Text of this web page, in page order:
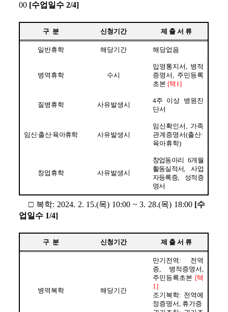
00 [수업일수 2/4]
구  분 신청기간 제 출 서 류
일반휴학 해당기간 해당없음
병역휴학 수시
입영통지서, 병적
증명서, 주민등록
초본 [택 1]
질병휴학 사유발생시
4주 이상 병원진
단서
임신·출산·육아휴학 사유발생시
임신확인서, 가족
관계증명서(출산·
육아휴학)
창업휴학 사유발생시
창업동아리 6개월
활동실적서, 사업
자등록증, 성적증
명서
□ 복학: 2024. 2. 15.(목) 10:00 ~ 3. 28.(목) 18:00 [수
업일수 1/4]
구  분 신청기간 제 출 서 류
병역복학 해당기간
만기전역 : 전역
증
병적증명서
주민등록초본 [택
1]
조기복학: 전역예
정증명서 휴가증